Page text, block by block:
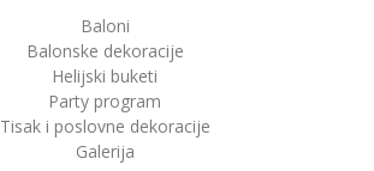
Baloni
Balonske dekoracije
Helijski buketi
Party program
Tisak i poslovne dekoracije
Galerija